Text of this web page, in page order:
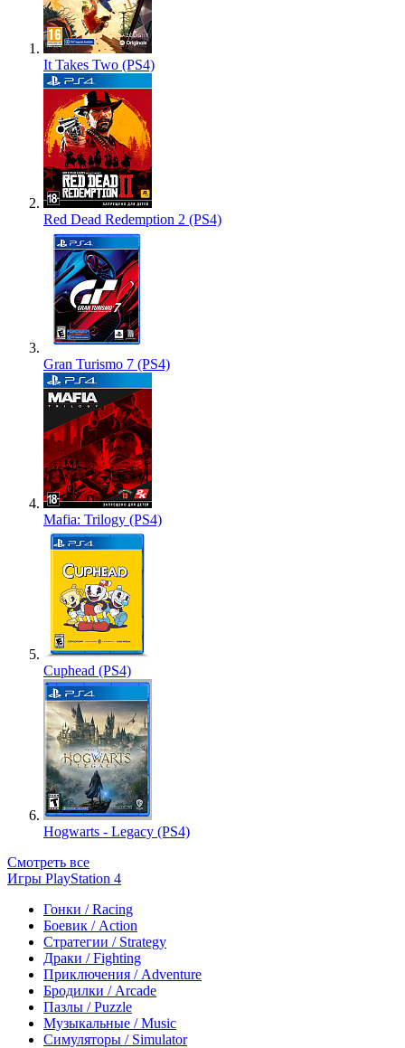
It Takes Two (PS4)
Red Dead Redemption 2 (PS4)
Gran Turismo 7 (PS4)
Mafia: Trilogy (PS4)
Cuphead (PS4)
Hogwarts - Legacy (PS4)
Смотреть все
Игры PlayStation 4
Гонки / Racing
Боевик / Action
Стратегии / Strategy
Драки / Fighting
Приключения / Adventure
Бродилки / Arcade
Пазлы / Puzzle
Музыкальные / Music
Симуляторы / Simulator